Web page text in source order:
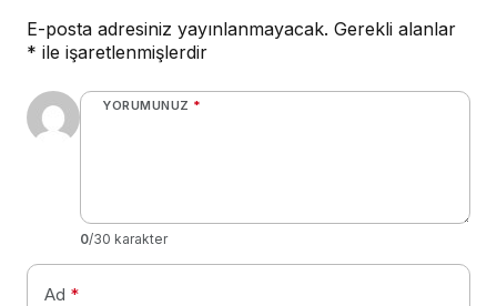
E-posta adresiniz yayınlanmayacak. Gerekli alanlar
* ile işaretlenmişlerdir
YORUMUNUZ *
0/30 karakter
Ad *